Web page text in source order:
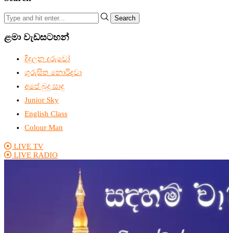
Search
ළමා වැඩසටහන්
දිදුලන දරුවෝ
ගුරුසිත නොරිදවා
අපේ බුදු සාදු
Junior Sky
English Class
Colour Man
LIVE TV
LIVE RADIO